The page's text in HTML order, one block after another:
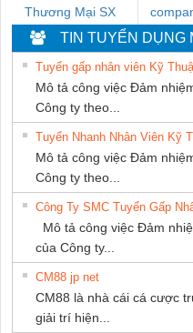
Thương Mại SX
Ba Miền
TIN TUYỂN DỤNG
Tuyển gấp nhân viên Kỹ
Mô tả công việc Đảm
Công ty theo...
Tuyển Nhanh Nhân Viên Kỹ
Mô tả công việc Đảm
Công ty theo...
Công Ty SMC Tuyển Gấp
Mô tả công việc Đảm
của Công ty...
CM88 jp net
CM88 là nhà cái cá cược
giải trí hiện...